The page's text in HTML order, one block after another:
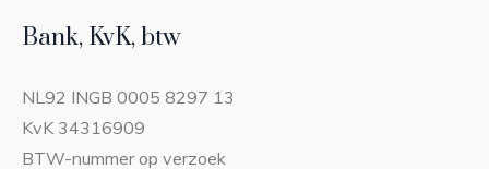
Bank, KvK, btw
NL92 INGB 0005 8297 13
KvK 34316909
BTW-nummer op verzoek